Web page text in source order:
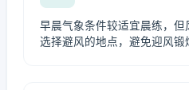
早晨气象条件较适宜晨练，
选择避风的地点，避免迎风锻